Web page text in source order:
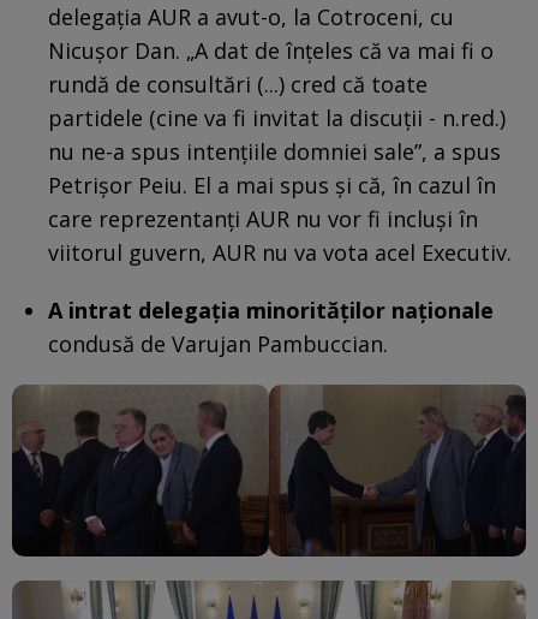
delegația AUR a avut-o, la Cotroceni, cu
Nicușor Dan. „A dat de înțeles că va mai fi o
rundă de consultări (...) cred că toate
partidele (cine va fi invitat la discuții - n.red.)
nu ne-a spus intențiile domniei sale”, a spus
Petrișor Peiu. El a mai spus şi că, în cazul în
care reprezentanți AUR nu vor fi incluși în
viitorul guvern, AUR nu va vota acel Executiv.
A intrat delegaţia minorităţilor naţionale
condusă de Varujan Pambuccian.